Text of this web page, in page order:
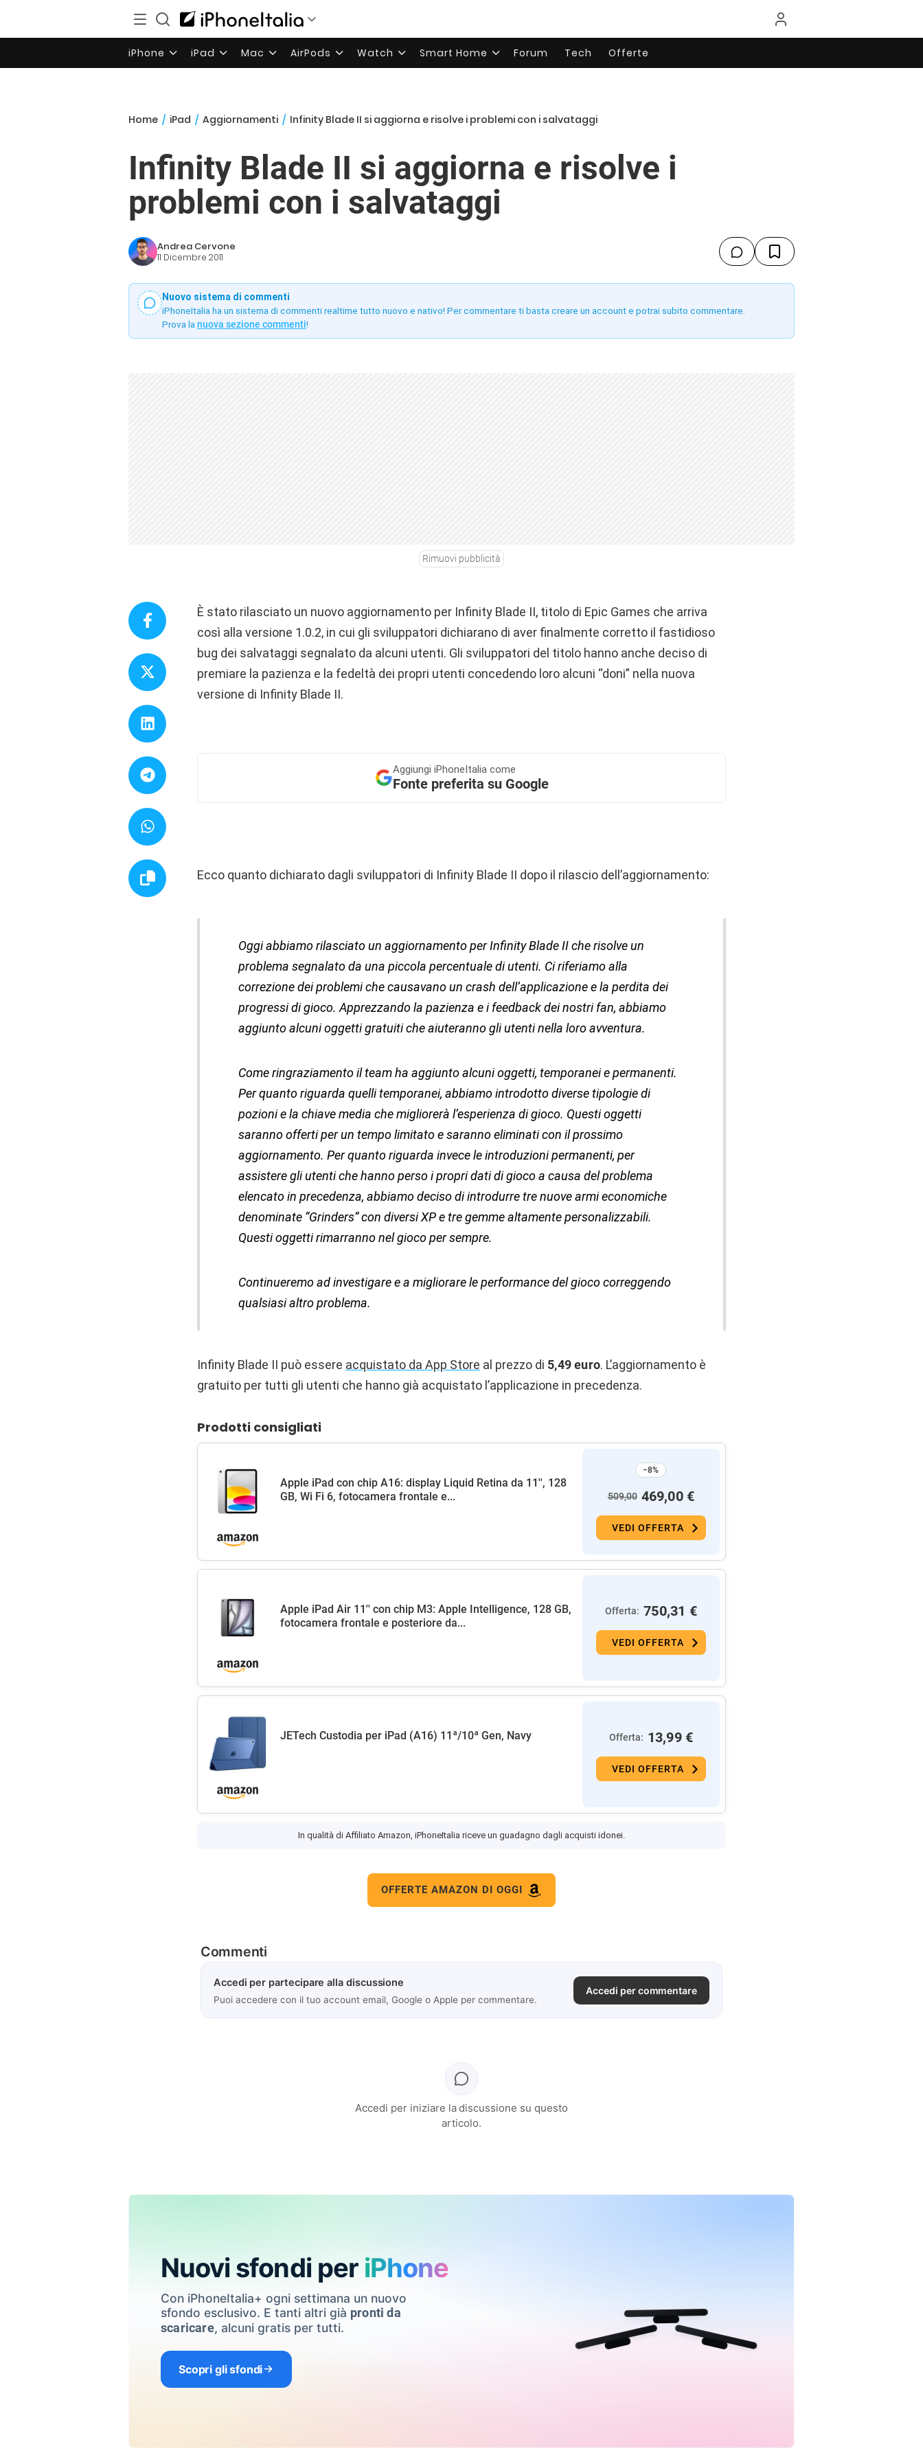
iPhone iPad Mac AirPods Watch Smart Home Forum Tech Offerte
Home / iPad / Aggiornamenti / Infinity Blade II si aggiorna e risolve i problemi con i salvataggi
Infinity Blade II si aggiorna e risolve i
problemi con i salvataggi
Andrea Cervone
11 Dicembre 2011
Nuovo sistema di commenti
iPhoneItalia ha un sistema di commenti realtime tutto nuovo e nativo! Per commentare ti basta creare un account e potrai subito commentare.
Prova la nuova sezione commenti!
Rimuovi pubblicità
È stato rilasciato un nuovo aggiornamento per Infinity Blade II, titolo di Epic Games che arriva
così alla versione 1.0.2, in cui gli sviluppatori dichiarano di aver finalmente corretto il fastidioso
bug dei salvataggi segnalato da alcuni utenti. Gli sviluppatori del titolo hanno anche deciso di
premiare la pazienza e la fedeltà dei propri utenti concedendo loro alcuni “doni” nella nuova
versione di Infinity Blade II.
Aggiungi iPhoneItalia come
Fonte preferita su Google
Ecco quanto dichiarato dagli sviluppatori di Infinity Blade II dopo il rilascio dell’aggiornamento:
Oggi abbiamo rilasciato un aggiornamento per Infinity Blade II che risolve un
problema segnalato da una piccola percentuale di utenti. Ci riferiamo alla
correzione dei problemi che causavano un crash dell’applicazione e la perdita dei
progressi di gioco. Apprezzando la pazienza e i feedback dei nostri fan, abbiamo
aggiunto alcuni oggetti gratuiti che aiuteranno gli utenti nella loro avventura.
Come ringraziamento il team ha aggiunto alcuni oggetti, temporanei e permanenti.
Per quanto riguarda quelli temporanei, abbiamo introdotto diverse tipologie di
pozioni e la chiave media che migliorerà l’esperienza di gioco. Questi oggetti
saranno offerti per un tempo limitato e saranno eliminati con il prossimo
aggiornamento. Per quanto riguarda invece le introduzioni permanenti, per
assistere gli utenti che hanno perso i propri dati di gioco a causa del problema
elencato in precedenza, abbiamo deciso di introdurre tre nuove armi economiche
denominate “Grinders” con diversi XP e tre gemme altamente personalizzabili.
Questi oggetti rimarranno nel gioco per sempre.
Continueremo ad investigare e a migliorare le performance del gioco correggendo
qualsiasi altro problema.
Infinity Blade II può essere acquistato da App Store al prezzo di 5,49 euro. L’aggiornamento è
gratuito per tutti gli utenti che hanno già acquistato l’applicazione in precedenza.
Prodotti consigliati
Apple iPad con chip A16: display Liquid Retina da 11'', 128
GB, Wi Fi 6, fotocamera frontale e...
−8%
509,00 469,00 €
VEDI OFFERTA
Apple iPad Air 11'' con chip M3: Apple Intelligence, 128 GB,
fotocamera frontale e posteriore da...
Offerta: 750,31 €
VEDI OFFERTA
JETech Custodia per iPad (A16) 11ª/10ª Gen, Navy Offerta: 13,99 €
VEDI OFFERTA
In qualità di Affiliato Amazon, iPhoneItalia riceve un guadagno dagli acquisti idonei.
OFFERTE AMAZON DI OGGI
Commenti
Accedi per partecipare alla discussione
Puoi accedere con il tuo account email, Google o Apple per commentare.
Accedi per commentare
Accedi per iniziare la discussione su questo
articolo.
Nuovi sfondi per iPhone
Con iPhoneItalia+ ogni settimana un nuovo
sfondo esclusivo. E tanti altri già pronti da
scaricare, alcuni gratis per tutti.
Scopri gli sfondi